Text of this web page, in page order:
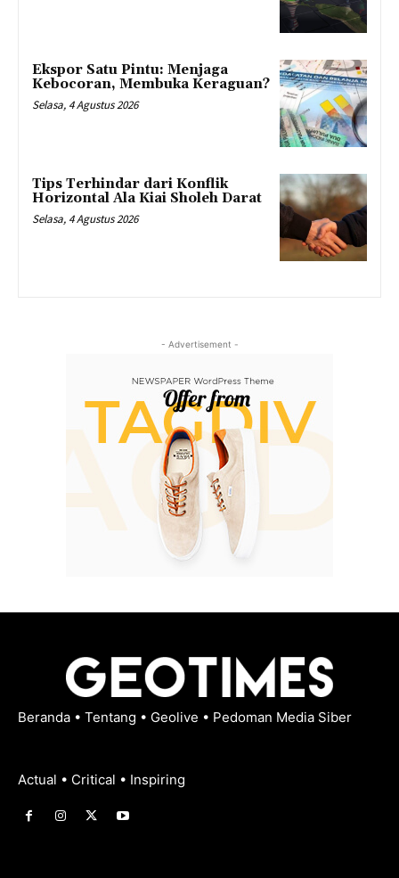
Ekspor Satu Pintu: Menjaga
Kebocoran, Membuka Keraguan?
Selasa, 4 Agustus 2026
Tips Terhindar dari Konflik
Horizontal Ala Kiai Sholeh Darat
Selasa, 4 Agustus 2026
- Advertisement -
Beranda • Tentang • Geolive • Pedoman Media Siber
Actual • Critical • Inspiring